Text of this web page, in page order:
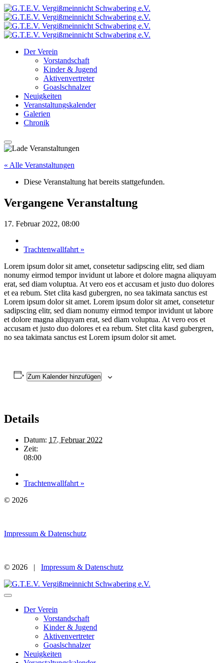
Der Verein
Vorstandschaft
Kinder & Jugend
Aktivenvertreter
Goaslschnalzer
Neuigkeiten
Veranstaltungskalender
Galerien
Chronik
« Alle Veranstaltungen
Diese Veranstaltung hat bereits stattgefunden.
Vergangene Veranstaltung
17. Februar 2022, 08:00
Trachtenwallfahrt »
Lorem ipsum dolor sit amet, consetetur sadipscing elitr, sed diam
nonumy eirmod tempor invidunt ut labore et dolore magna aliquyam
erat, sed diam voluptua. At vero eos et accusam et justo duo dolores
et ea rebum. Stet clita kasd gubergren, no sea takimata sanctus est
Lorem ipsum dolor sit amet. Lorem ipsum dolor sit amet, consetetur
sadipscing elitr, sed diam nonumy eirmod tempor invidunt ut labore
et dolore magna aliquyam erat, sed diam voluptua. At vero eos et
accusam et justo duo dolores et ea rebum. Stet clita kasd gubergren,
no sea takimata sanctus est Lorem ipsum dolor sit amet.
Zum Kalender hinzufügen
Details
Datum: 17. Februar 2022
Zeit:
08:00
Trachtenwallfahrt »
© 2026
Impressum & Datenschutz
© 2026 | Impressum & Datenschutz
Der Verein
Vorstandschaft
Kinder & Jugend
Aktivenvertreter
Goaslschnalzer
Neuigkeiten